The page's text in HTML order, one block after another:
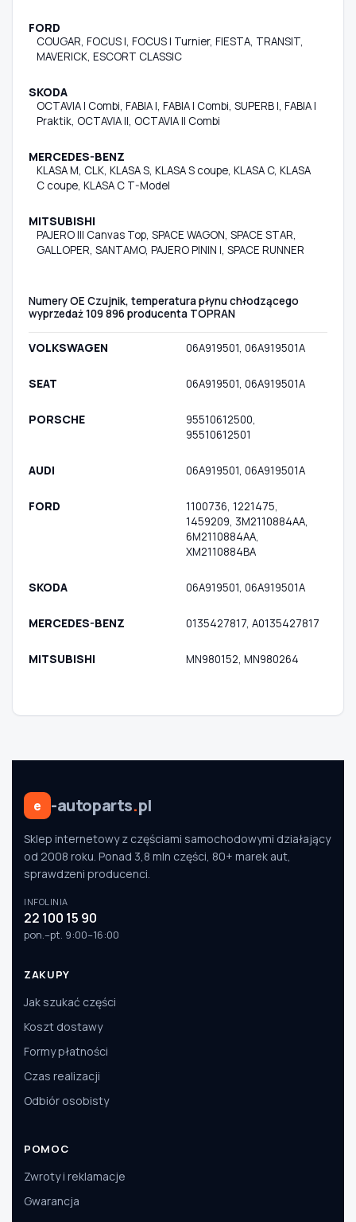
FORD
COUGAR, FOCUS I, FOCUS I Turnier, FIESTA, TRANSIT,
MAVERICK, ESCORT CLASSIC
SKODA
OCTAVIA I Combi, FABIA I, FABIA I Combi, SUPERB I, FABIA I
Praktik, OCTAVIA II, OCTAVIA II Combi
MERCEDES-BENZ
KLASA M, CLK, KLASA S, KLASA S coupe, KLASA C, KLASA
C coupe, KLASA C T-Model
MITSUBISHI
PAJERO III Canvas Top, SPACE WAGON, SPACE STAR,
GALLOPER, SANTAMO, PAJERO PININ I, SPACE RUNNER
Numery OE Czujnik, temperatura płynu chłodzącego
wyprzedaż 109 896 producenta TOPRAN
VOLKSWAGEN 06A919501, 06A919501A
SEAT 06A919501, 06A919501A
PORSCHE
95510612500,
95510612501
AUDI 06A919501, 06A919501A
FORD
1100736, 1221475,
1459209, 3M2110884AA,
6M2110884AA,
XM2110884BA
SKODA 06A919501, 06A919501A
MERCEDES-BENZ 0135427817, A0135427817
MITSUBISHI MN980152, MN980264
e -autoparts.pl
Sklep internetowy z częściami samochodowymi działający
od 2008 roku. Ponad 3,8 mln części, 80+ marek aut,
sprawdzeni producenci.
INFOLINIA
22 100 15 90
pon.–pt. 9:00–16:00
ZAKUPY
Jak szukać części
Koszt dostawy
Formy płatności
Czas realizacji
Odbiór osobisty
POMOC
Zwroty i reklamacje
Gwarancja